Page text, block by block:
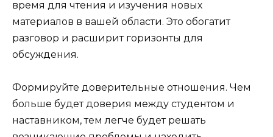
время для чтения и изучения новых
материалов в вашей области. Это обогатит
разговор и расширит горизонты для
обсуждения.
Формируйте доверительные отношения. Чем
больше будет доверия между студентом и
наставником, тем легче будет решать